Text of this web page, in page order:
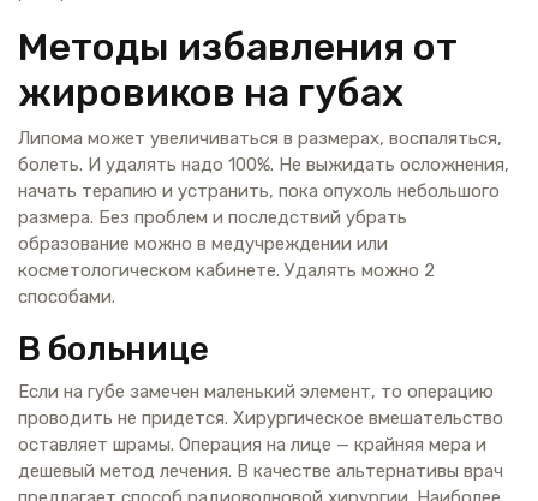
Методы избавления от
жировиков на губах
Липома может увеличиваться в размерах, воспаляться,
болеть. И удалять надо 100%. Не выжидать осложнения,
начать терапию и устранить, пока опухоль небольшого
размера. Без проблем и последствий убрать
образование можно в медучреждении или
косметологическом кабинете. Удалять можно 2
способами.
В больнице
Если на губе замечен маленький элемент, то операцию
проводить не придется. Хирургическое вмешательство
оставляет шрамы. Операция на лице — крайняя мера и
дешевый метод лечения. В качестве альтернативы врач